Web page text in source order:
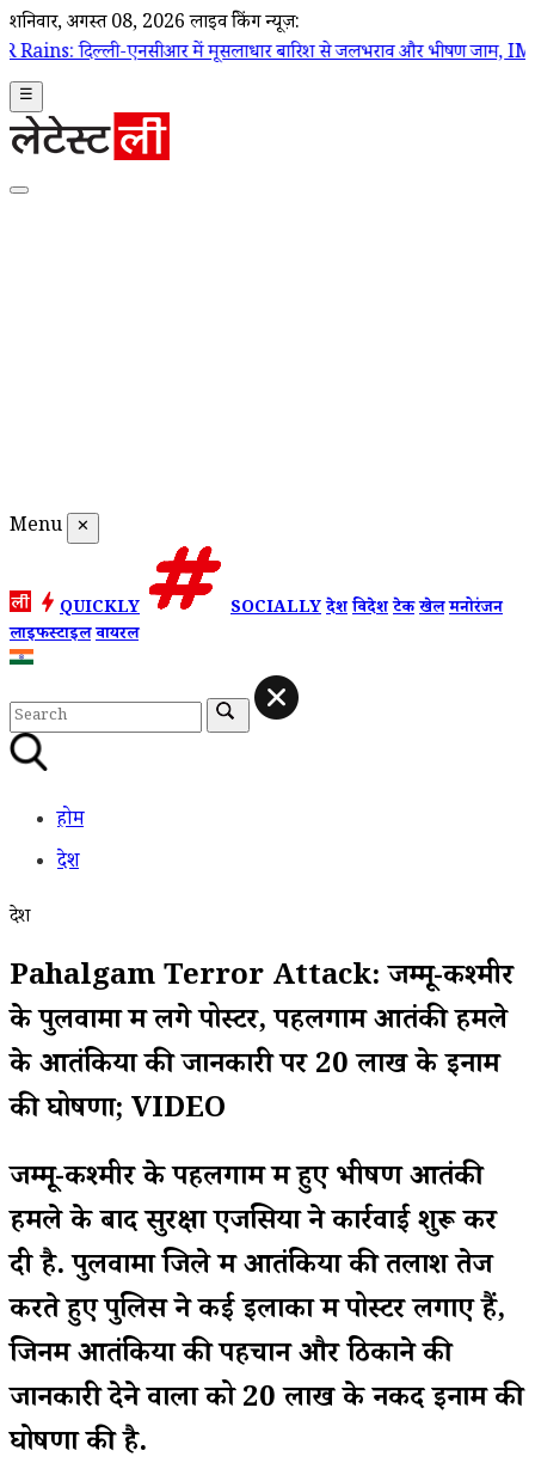
शनिवार, अगस्त 08, 2026 लाइव ब्रेकिंग न्यूज़:
में मूसलाधार बारिश से जलभराव और भीषण जाम, IMD ने जारी
☰
Menu ✕
QUICKLY SOCIALLYदेशविदेशटेकखेलमनोरंजन
लाइफस्टाइलवायरल
होम
देश
देश
Pahalgam Terror Attack: जम्मू-कश्मीर
के पुलवामा में लगे पोस्टर, पहलगाम आतंकी हमले
के आतंकियों की जानकारी पर ₹20 लाख के इनाम
की घोषणा; VIDEO
जम्मू-कश्मीर के पहलगाम में हुए भीषण आतंकी
हमले के बाद सुरक्षा एजेंसियों ने कार्रवाई शुरू कर
दी है. पुलवामा जिले में आतंकियों की तलाश तेज
करते हुए पुलिस ने कई इलाकों में पोस्टर लगाए हैं,
जिनमें आतंकियों की पहचान और ठिकाने की
जानकारी देने वालों को ₹20 लाख के नकद इनाम की
घोषणा की है.